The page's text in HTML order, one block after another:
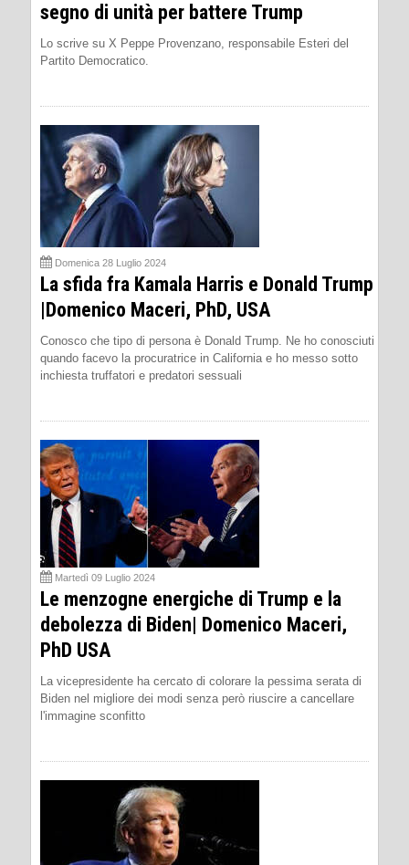
segno di unità per battere Trump
Lo scrive su X Peppe Provenzano, responsabile Esteri del
Partito Democratico.
Domenica 28 Luglio 2024
La sfida fra Kamala Harris e Donald Trump
|Domenico Maceri, PhD, USA
Conosco che tipo di persona è Donald Trump. Ne ho conosciuti
quando facevo la procuratrice in California e ho messo sotto
inchiesta truffatori e predatori sessuali
Martedì 09 Luglio 2024
Le menzogne energiche di Trump e la
debolezza di Biden| Domenico Maceri,
PhD USA
La vicepresidente ha cercato di colorare la pessima serata di
Biden nel migliore dei modi senza però riuscire a cancellare
l'immagine sconfitto